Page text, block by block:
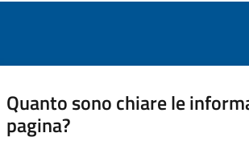
Quanto sono chiare le
pagina?